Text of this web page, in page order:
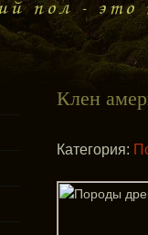
Клен
Категория: